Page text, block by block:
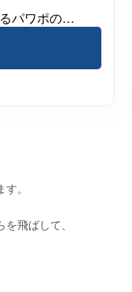
パワポの…
。
飛ばして、